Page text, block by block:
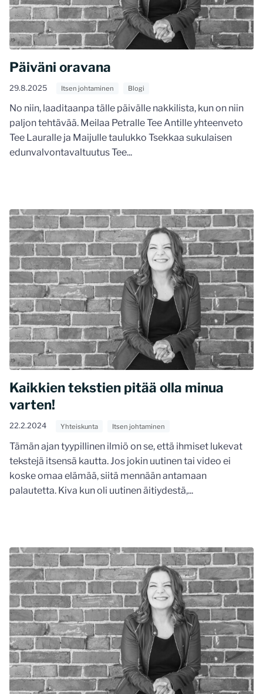
Päiväni oravana
29.8.2025 Itsen johtaminen Blogi
No niin, laaditaanpa tälle päivälle nakkilista, kun on niin
paljon tehtävää. Meilaa Petralle Tee Antille yhteenveto
Tee Lauralle ja Maijulle taulukko Tsekkaa sukulaisen
edunvalvontavaltuutus Tee...
Kaikkien tekstien pitää olla minua
varten!
22.2.2024 Yhteiskunta Itsen johtaminen
Tämän ajan tyypillinen ilmiö on se, että ihmiset lukevat
tekstejä itsensä kautta. Jos jokin uutinen tai video ei
koske omaa elämää, siitä mennään antamaan
palautetta. Kiva kun oli uutinen äitiydestä,...